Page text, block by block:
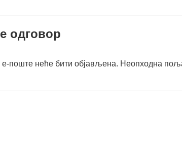
одговор
поште неће бити објављена. Неопходна